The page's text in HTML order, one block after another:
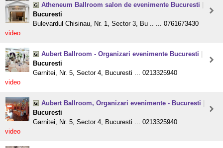
Atheneum Ballroom salon de evenimente Bucuresti
Bucuresti
Bulevardul Chisinau, Nr. 1, Sector 3, Bu .. ... 0761673430
video
Aubert Ballroom - Organizari evenimente Bucuresti
Bucuresti
Garnitei, Nr. 5, Sector 4, Bucuresti ... 0213325940
video
Aubert Ballroom, Organizari evenimente - Bucuresti
Bucuresti
Garnitei, Nr. 5, Sector 4, Bucuresti ... 0213325940
video